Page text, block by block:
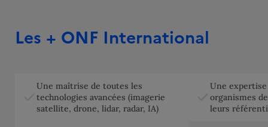
Les + ONF International
Une maîtrise de toutes les
technologies avancées (imagerie
satellite, drone, lidar, radar, IA)
Une
organismes
leurs